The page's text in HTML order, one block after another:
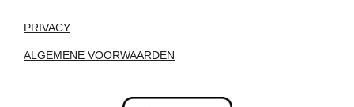
PRIVACY
ALGEMENE VOORWAARDEN